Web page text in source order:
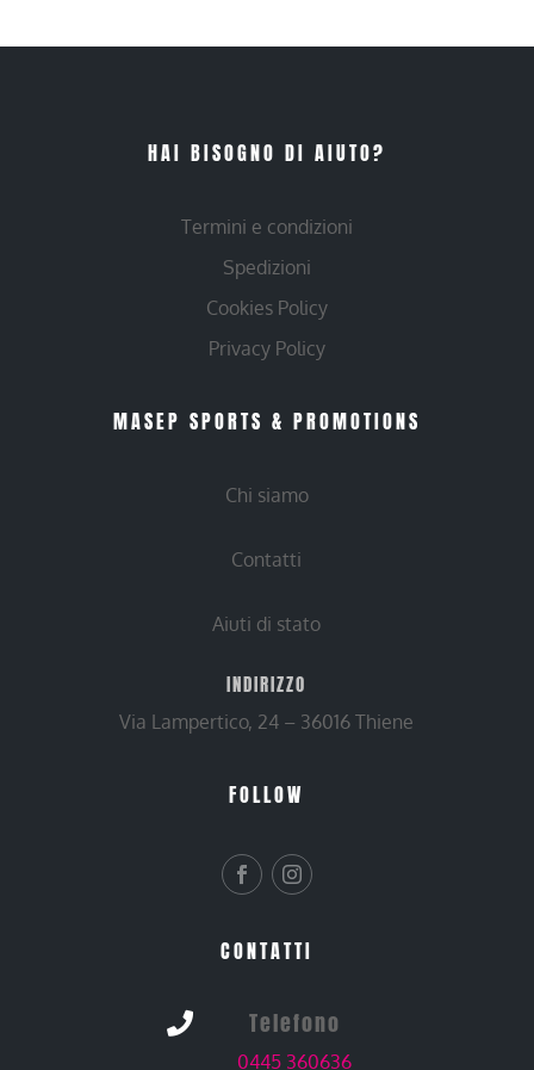
HAI BISOGNO DI AIUTO?
Termini e condizioni
Spedizioni
Cookies Policy
Privacy Policy
MASEP SPORTS & PROMOTIONS
Chi siamo
Contatti
Aiuti di stato
INDIRIZZO
Via Lampertico, 24 – 36016 Thiene
FOLLOW
CONTATTI
 Telefono
0445 360636